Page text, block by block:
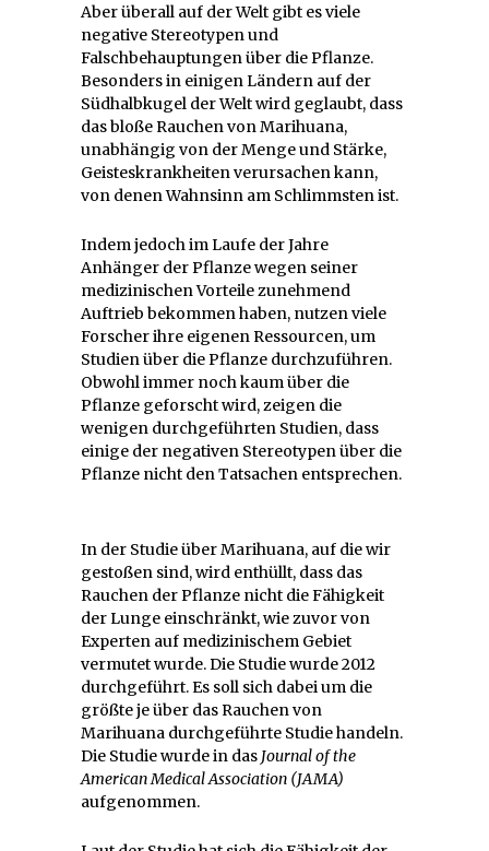
Aber überall auf der Welt gibt es viele
negative Stereotypen und
Falschbehauptungen über die Pflanze.
Besonders in einigen Ländern auf der
Südhalbkugel der Welt wird geglaubt, dass
das bloße Rauchen von Marihuana,
unabhängig von der Menge und Stärke,
Geisteskrankheiten verursachen kann,
von denen Wahnsinn am Schlimmsten ist.
Indem jedoch im Laufe der Jahre
Anhänger der Pflanze wegen seiner
medizinischen Vorteile zunehmend
Auftrieb bekommen haben, nutzen viele
Forscher ihre eigenen Ressourcen, um
Studien über die Pflanze durchzuführen.
Obwohl immer noch kaum über die
Pflanze geforscht wird, zeigen die
wenigen durchgeführten Studien, dass
einige der negativen Stereotypen über die
Pflanze nicht den Tatsachen entsprechen.
In der Studie über Marihuana, auf die wir
gestoßen sind, wird enthüllt, dass das
Rauchen der Pflanze nicht die Fähigkeit
der Lunge einschränkt, wie zuvor von
Experten auf medizinischem Gebiet
vermutet wurde. Die Studie wurde 2012
durchgeführt. Es soll sich dabei um die
größte je über das Rauchen von
Marihuana durchgeführte Studie handeln.
Die Studie wurde in das Journal of the
American Medical Association (JAMA)
aufgenommen.